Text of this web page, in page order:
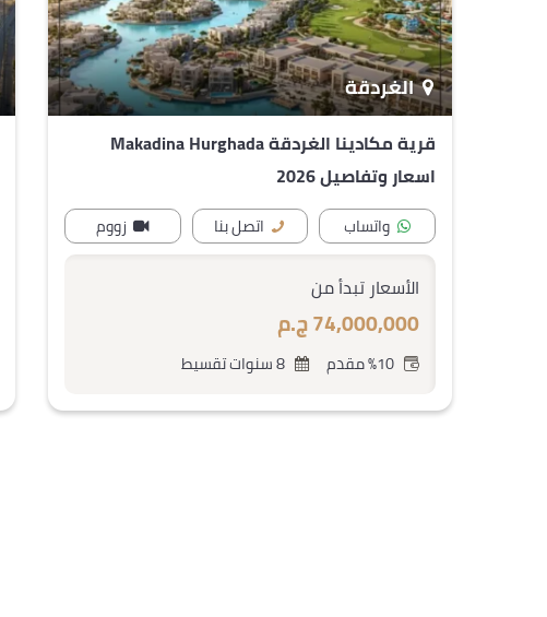
الغردقة
قرية مكادينا الغردقة Makadina Hurghada
اسعار وتفاصيل 2026
واتساب اتصل بنا زووم
الأسعار تبدأ من
74,000,000 ج.م
%10 مقدم 8 سنوات تقسيط